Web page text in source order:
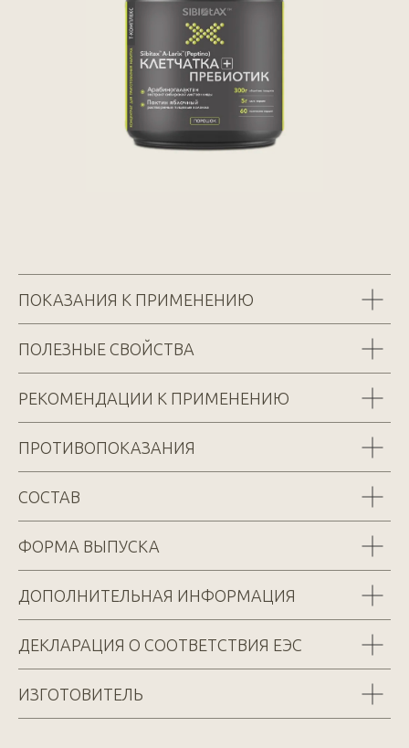
ПОКАЗАНИЯ К ПРИМЕНЕНИЮ
ПОЛЕЗНЫЕ СВОЙСТВА
РЕКОМЕНДАЦИИ К ПРИМЕНЕНИЮ
ПРОТИВОПОКАЗАНИЯ
СОСТАВ
ФОРМА ВЫПУСКА
ДОПОЛНИТЕЛЬНАЯ ИНФОРМАЦИЯ
ДЕКЛАРАЦИЯ О СООТВЕТСТВИЯ ЕЭС
ИЗГОТОВИТЕЛЬ